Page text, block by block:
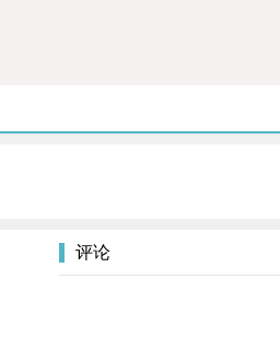
评论